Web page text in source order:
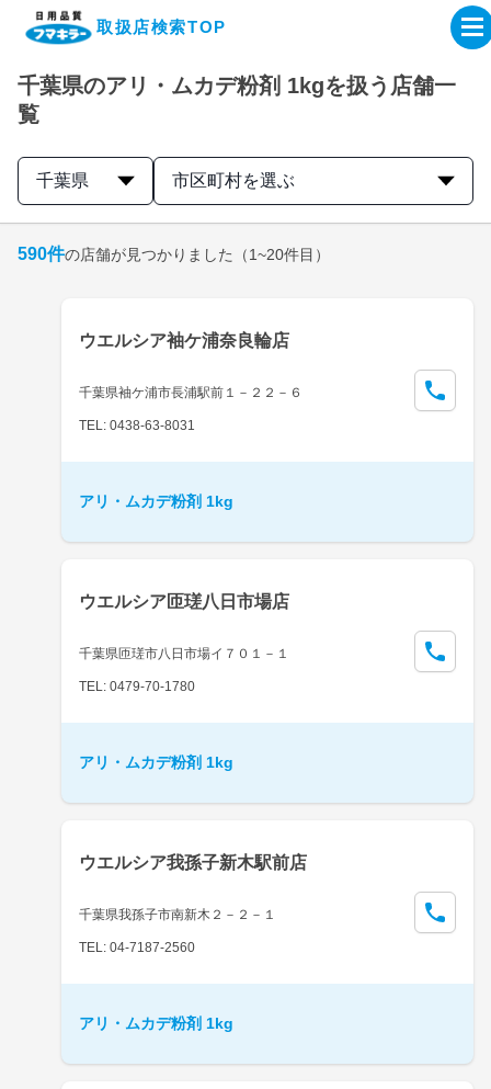
取扱店検索TOP
企業・IR情報サイト
製品情報サイト
取扱店検索はこちら
千葉県のアリ・ムカデ粉剤 1kgを扱う店舗一
覧
千葉県 市区町村を選ぶ
590件の店舗が見つかりました （1~20件目）
ウエルシア袖ケ浦奈良輪店
千葉県袖ケ浦市長浦駅前１－２２－６
TEL: 0438-63-8031
アリ・ムカデ粉剤 1kg
ウエルシア匝瑳八日市場店
千葉県匝瑳市八日市場イ７０１－１
TEL: 0479-70-1780
アリ・ムカデ粉剤 1kg
ウエルシア我孫子新木駅前店
千葉県我孫子市南新木２－２－１
TEL: 04-7187-2560
アリ・ムカデ粉剤 1kg